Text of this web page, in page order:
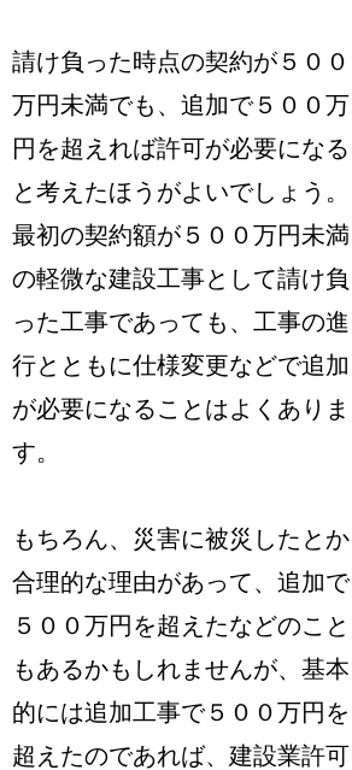
請け負った時点の契約が５００
万円未満でも、追加で５００万
円を超えれば許可が必要になる
と考えたほうがよいでしょう。
最初の契約額が５００万円未満
の軽微な建設工事として請け負
った工事であっても、工事の進
行とともに仕様変更などで追加
が必要になることはよくありま
す。
もちろん、災害に被災したとか
合理的な理由があって、追加で
５００万円を超えたなどのこと
もあるかもしれませんが、基本
的には追加工事で５００万円を
超えたのであれば、建設業許可